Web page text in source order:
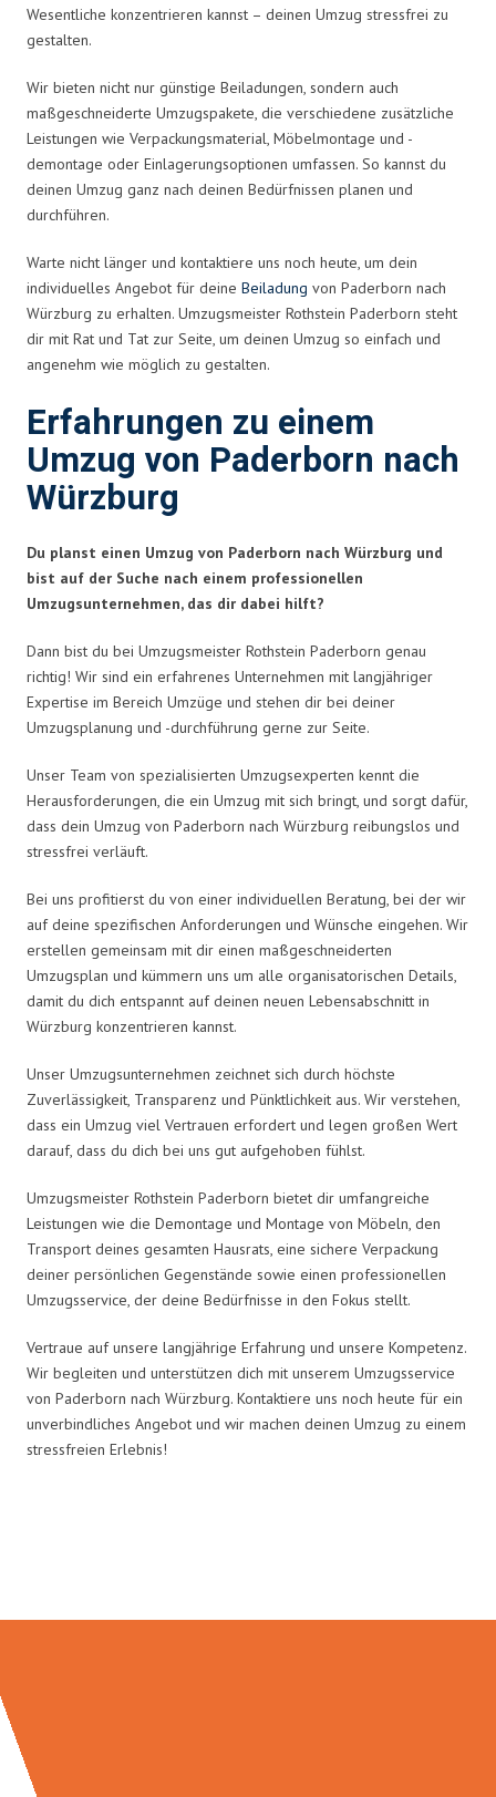
Wesentliche konzentrieren kannst – deinen Umzug stressfrei zu
gestalten.
Wir bieten nicht nur günstige Beiladungen, sondern auch
maßgeschneiderte Umzugspakete, die verschiedene zusätzliche
Leistungen wie Verpackungsmaterial, Möbelmontage und -
demontage oder Einlagerungsoptionen umfassen. So kannst du
deinen Umzug ganz nach deinen Bedürfnissen planen und
durchführen.
Warte nicht länger und kontaktiere uns noch heute, um dein
individuelles Angebot für deine Beiladung von Paderborn nach
Würzburg zu erhalten. Umzugsmeister Rothstein Paderborn steht
dir mit Rat und Tat zur Seite, um deinen Umzug so einfach und
angenehm wie möglich zu gestalten.
Erfahrungen zu einem
Umzug von Paderborn nach
Würzburg
Du planst einen Umzug von Paderborn nach Würzburg und
bist auf der Suche nach einem professionellen
Umzugsunternehmen, das dir dabei hilft?
Dann bist du bei Umzugsmeister Rothstein Paderborn genau
richtig! Wir sind ein erfahrenes Unternehmen mit langjähriger
Expertise im Bereich Umzüge und stehen dir bei deiner
Umzugsplanung und -durchführung gerne zur Seite.
Unser Team von spezialisierten Umzugsexperten kennt die
Herausforderungen, die ein Umzug mit sich bringt, und sorgt dafür,
dass dein Umzug von Paderborn nach Würzburg reibungslos und
stressfrei verläuft.
Bei uns profitierst du von einer individuellen Beratung, bei der wir
auf deine spezifischen Anforderungen und Wünsche eingehen. Wir
erstellen gemeinsam mit dir einen maßgeschneiderten
Umzugsplan und kümmern uns um alle organisatorischen Details,
damit du dich entspannt auf deinen neuen Lebensabschnitt in
Würzburg konzentrieren kannst.
Unser Umzugsunternehmen zeichnet sich durch höchste
Zuverlässigkeit, Transparenz und Pünktlichkeit aus. Wir verstehen,
dass ein Umzug viel Vertrauen erfordert und legen großen Wert
darauf, dass du dich bei uns gut aufgehoben fühlst.
Umzugsmeister Rothstein Paderborn bietet dir umfangreiche
Leistungen wie die Demontage und Montage von Möbeln, den
Transport deines gesamten Hausrats, eine sichere Verpackung
deiner persönlichen Gegenstände sowie einen professionellen
Umzugsservice, der deine Bedürfnisse in den Fokus stellt.
Vertraue auf unsere langjährige Erfahrung und unsere Kompetenz.
Wir begleiten und unterstützen dich mit unserem Umzugsservice
von Paderborn nach Würzburg. Kontaktiere uns noch heute für ein
unverbindliches Angebot und wir machen deinen Umzug zu einem
stressfreien Erlebnis!